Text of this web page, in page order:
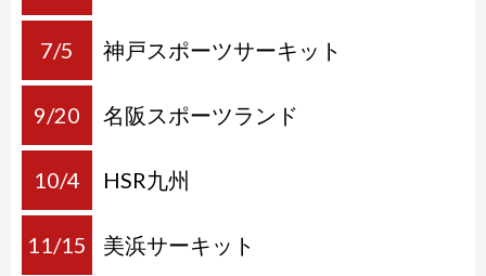
7/5 神戸スポーツサーキット
9/20 名阪スポーツランド
10/4 HSR九州
11/15 美浜サーキット